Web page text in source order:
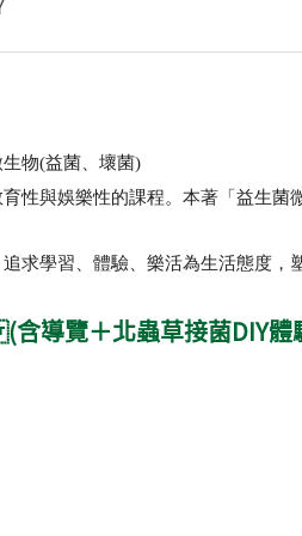
物(益菌、壞菌)
性與娛樂性的課程。本著「益生菌
求學習、體驗、樂活為生活態度，
導覽＋北蟲草接菌DIY